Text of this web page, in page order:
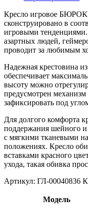
Кресло игровое
сконструировано в
игровыми
азартных людей,
проводит за любимым
Надежная крестовина
обеспечивает
высоту можно
предусмотрен
зафиксировать под
Для долгого комфорта
поддержания шейного
с мягкими тканевыми
положениях. Кресло
вставками красного
ухода, такая обивка
Артикул: ГЛ-00040836
Модель